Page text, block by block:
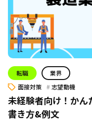
転職
業界
面接対策
志望動機
未経験者向け！かん
書き方&例文